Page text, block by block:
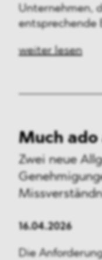
Unternehmen,
entsprechende
weiter lesen
Much
Zwei neue
16.04.2026
Die